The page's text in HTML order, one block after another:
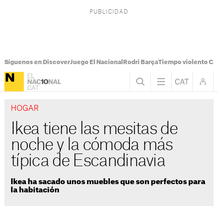
Síguenos en DiscoverJuego El Nacional Rodri BarçaTiempo violento
HOGAR
Ikea tiene las mesitas de
noche y la cómoda más
típica de Escandinavia
Ikea ha sacado unos muebles que son perfectos para
la habitación